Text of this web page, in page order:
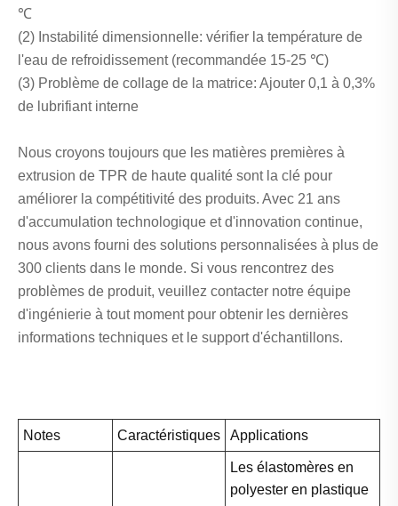
℃
(2) Instabilité dimensionnelle: vérifier la température de
l'eau de refroidissement (recommandée 15-25 ℃)
(3) Problème de collage de la matrice: Ajouter 0,1 à 0,3%
de lubrifiant interne
Nous croyons toujours que les matières premières à
extrusion de TPR de haute qualité sont la clé pour
améliorer la compétitivité des produits. Avec 21 ans
d'accumulation technologique et d'innovation continue,
nous avons fourni des solutions personnalisées à plus de
300 clients dans le monde. Si vous rencontrez des
problèmes de produit, veuillez contacter notre équipe
d'ingénierie à tout moment pour obtenir les dernières
informations techniques et le support d'échantillons.
Notes Caractéristiques Applications
Les élastomères en
polyester en plastique